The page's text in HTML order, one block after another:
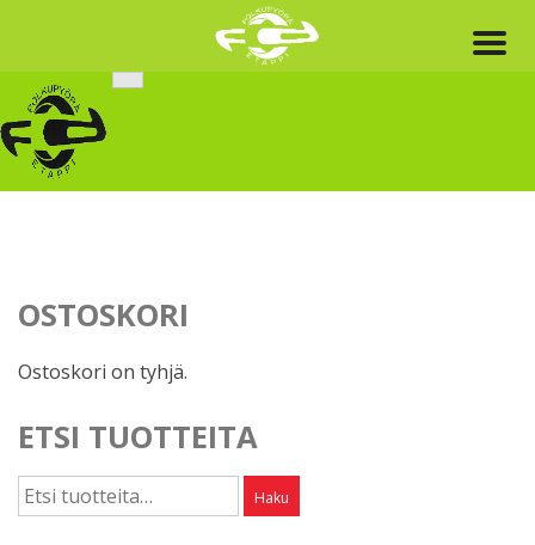
content
OSTOSKORI
Ostoskori on tyhjä.
ETSI TUOTTEITA
Etsi: Haku